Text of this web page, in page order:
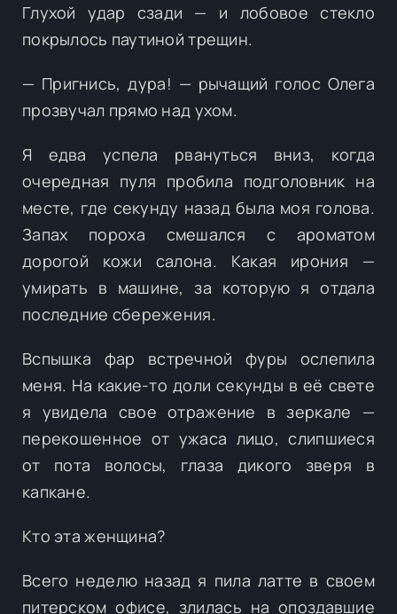
Глухой удар сзади — и лобовое стекло
покрылось паутиной трещин.
— Пригнись, дура! — рычащий голос Олега
прозвучал прямо над ухом.
Я едва успела рвануться вниз, когда
очередная пуля пробила подголовник на
месте, где секунду назад была моя голова.
Запах пороха смешался с ароматом
дорогой кожи салона. Какая ирония —
умирать в машине, за которую я отдала
последние сбережения.
Вспышка фар встречной фуры ослепила
меня. На какие-то доли секунды в её свете
я увидела свое отражение в зеркале —
перекошенное от ужаса лицо, слипшиеся
от пота волосы, глаза дикого зверя в
капкане.
Кто эта женщина?
Всего неделю назад я пила латте в своем
питерском офисе, злилась на опоздавшие